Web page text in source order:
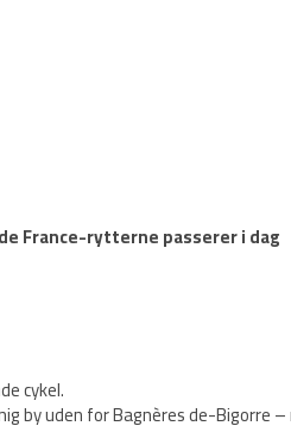
France-rytterne passerer i dag
cykel.
by uden for Bagnères de-Bigorre